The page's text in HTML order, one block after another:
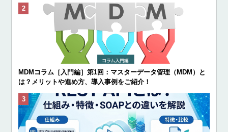
MDMコラム［入門編］第1回：マスターデータ管理（MDM）と
は？メリットや進め方、導入事例をご紹介！